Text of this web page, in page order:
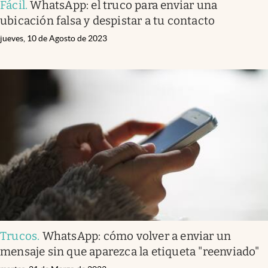
Fácil.WhatsApp: el truco para enviar una
ubicación falsa y despistar a tu contacto
jueves, 10 de Agosto de 2023
Trucos. WhatsApp: cómo volver a enviar un
mensaje sin que aparezca la etiqueta "reenviado"